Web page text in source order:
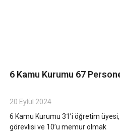
6 Kamu Kurumu 67
20 Eylül 2024
6 Kamu Kurumu 31’i öğretim
görevlisi ve 10’u memur olmak